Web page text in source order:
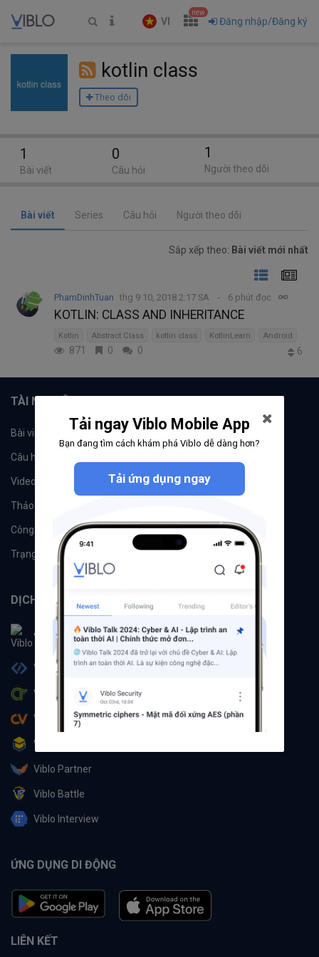
VI
new
Đăng nhập/Đăng ký
kotlin class
Theo dõi
Bài viết Series Câu hỏi Người theo dõi
Sắp xếp theo: Bài viết mới nhất
PhamDinhTuan thg 9 10, 2018 2:17 SA 6 phút đọc
KOTLIN: CLASS AND INHERITANCE
Kotlin Abstract Class kotlin class KotlinLearn Android
871 0 0 6
1
Bài viết
0
Câu hỏi
1
Người theo dõi
TÀI NGUYÊN
Bài viết Tổ chức
Câu hỏi
Videos Tác giả
Thảo luận
Công cụ Machine Learning
Trạng thái hệ thống
DỊCH VỤ
Viblo
Viblo Code
Viblo CTF
Viblo CV
Viblo Learning
Viblo Partner
Viblo Battle
Viblo Interview
ỨNG DỤNG DI ĐỘNG
LIÊN KẾT
Tải ngay Viblo Mobile App
Bạn đang tìm cách khám phá Viblo dễ dàng hơn?
Tải ứng dụng ngay